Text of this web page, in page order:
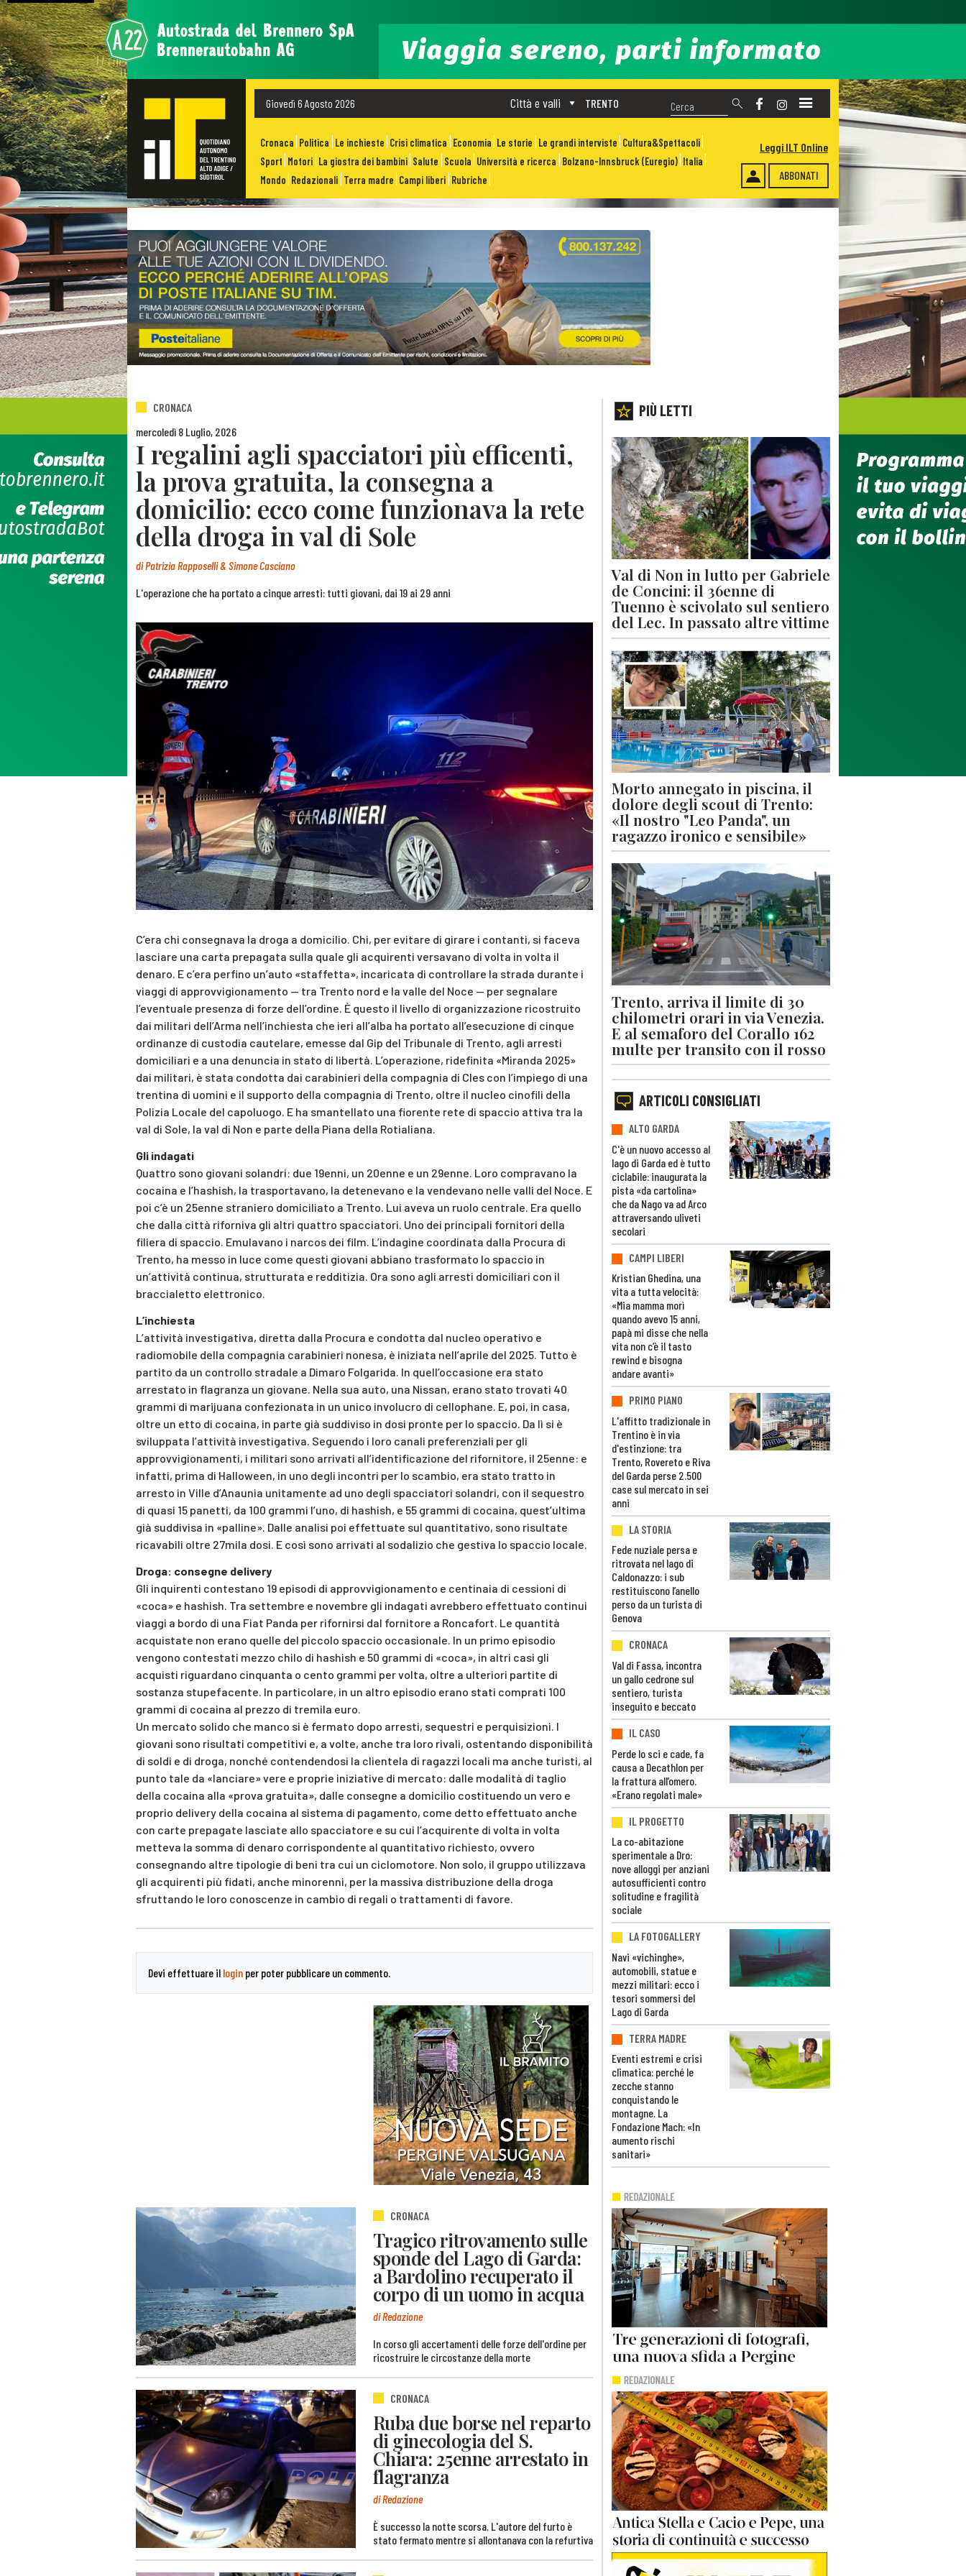
Giovedì 6 Agosto 2026 TRENTO
Città e valli
Cronaca Politica Le inchieste Crisi climatica Economia Le storie Le grandi interviste Cultura&Spettacoli
Sport Motori La giostra dei bambini Salute Scuola Università e ricerca Bolzano-Innsbruck (Euregio) Italia
Mondo Redazionali Terra madre Campi liberi Rubriche ABBONATI
Leggi ILT Online
CRONACA
mercoledì 8 Luglio, 2026
I regalini agli spacciatori più efficenti,
la prova gratuita, la consegna a
domicilio: ecco come funzionava la rete
della droga in val di Sole
diPatrizia Rapposelli & Simone Casciano
L'operazione che ha portato a cinque arresti: tutti giovani, dai 19 ai 29 anni
C’era chi consegnava la droga a domicilio. Chi, per evitare di girare i contanti, si faceva
lasciare una carta prepagata sulla quale gli acquirenti versavano di volta in volta il
denaro. E c’era perfino un’auto «staffetta», incaricata di controllare la strada durante i
viaggi di approvvigionamento — tra Trento nord e la valle del Noce — per segnalare
l’eventuale presenza di forze dell’ordine. È questo il livello di organizzazione ricostruito
dai militari dell’Arma nell’inchiesta che ieri all’alba ha portato all’esecuzione di cinque
ordinanze di custodia cautelare, emesse dal Gip del Tribunale di Trento, agli arresti
domiciliari e a una denuncia in stato di libertà. L’operazione, ridefinita «Miranda 2025»
dai militari, è stata condotta dai carabinieri della compagnia di Cles con l’impiego di una
trentina di uomini e il supporto della compagnia di Trento, oltre il nucleo cinofili della
Polizia Locale del capoluogo. E ha smantellato una fiorente rete di spaccio attiva tra la
val di Sole, la val di Non e parte della Piana della Rotialiana.
Gli indagati
Quattro sono giovani solandri: due 19enni, un 20enne e un 29enne. Loro compravano la
cocaina e l’hashish, la trasportavano, la detenevano e la vendevano nelle valli del Noce. E
poi c’è un 25enne straniero domiciliato a Trento. Lui aveva un ruolo centrale. Era quello
che dalla città riforniva gli altri quattro spacciatori. Uno dei principali fornitori della
filiera di spaccio. Emulavano i narcos dei film. L’indagine coordinata dalla Procura di
Trento, ha messo in luce come questi giovani abbiano trasformato lo spaccio in
un’attività continua, strutturata e redditizia. Ora sono agli arresti domiciliari con il
braccialetto elettronico.
L’inchiesta
L’attività investigativa, diretta dalla Procura e condotta dal nucleo operativo e
radiomobile della compagnia carabinieri nonesa, è iniziata nell’aprile del 2025. Tutto è
partito da un controllo stradale a Dimaro Folgarida. In quell’occasione era stato
arrestato in flagranza un giovane. Nella sua auto, una Nissan, erano stato trovati 40
grammi di marijuana confezionata in un unico involucro di cellophane. E, poi, in casa,
oltre un etto di cocaina, in parte già suddiviso in dosi pronte per lo spaccio. Da lì si è
sviluppata l’attività investigativa. Seguendo i loro canali preferenziali per gli
approvvigionamenti, i militari sono arrivati all’identificazione del rifornitore, il 25enne: e
infatti, prima di Halloween, in uno degli incontri per lo scambio, era stato tratto in
arresto in Ville d’Anaunia unitamente ad uno degli spacciatori solandri, con il sequestro
di quasi 15 panetti, da 100 grammi l’uno, di hashish, e 55 grammi di cocaina, quest’ultima
già suddivisa in «palline». Dalle analisi poi effettuate sul quantitativo, sono risultate
ricavabili oltre 27mila dosi. E così sono arrivati al sodalizio che gestiva lo spaccio locale.
Droga: consegne delivery
Gli inquirenti contestano 19 episodi di approvvigionamento e centinaia di cessioni di
«coca» e hashish. Tra settembre e novembre gli indagati avrebbero effettuato continui
viaggi a bordo di una Fiat Panda per rifornirsi dal fornitore a Roncafort. Le quantità
acquistate non erano quelle del piccolo spaccio occasionale. In un primo episodio
vengono contestati mezzo chilo di hashish e 50 grammi di «coca», in altri casi gli
acquisti riguardano cinquanta o cento grammi per volta, oltre a ulteriori partite di
sostanza stupefacente. In particolare, in un altro episodio erano stati comprati 100
grammi di cocaina al prezzo di tremila euro.
Un mercato solido che manco si è fermato dopo arresti, sequestri e perquisizioni. I
giovani sono risultati competitivi e, a volte, anche tra loro rivali, ostentando disponibilità
di soldi e di droga, nonché contendendosi la clientela di ragazzi locali ma anche turisti, al
punto tale da «lanciare» vere e proprie iniziative di mercato: dalle modalità di taglio
della cocaina alla «prova gratuita», dalle consegne a domicilio costituendo un vero e
proprio delivery della cocaina al sistema di pagamento, come detto effettuato anche
con carte prepagate lasciate allo spacciatore e su cui l’acquirente di volta in volta
metteva la somma di denaro corrispondente al quantitativo richiesto, ovvero
consegnando altre tipologie di beni tra cui un ciclomotore. Non solo, il gruppo utilizzava
gli acquirenti più fidati, anche minorenni, per la massiva distribuzione della droga
sfruttando le loro conoscenze in cambio di regali o trattamenti di favore.
Devi effettuare il login per poter pubblicare un commento.
CRONACA
Tragico ritrovamento sulle
sponde del Lago di Garda:
a Bardolino recuperato il
corpo di un uomo in acqua
di Redazione
In corso gli accertamenti delle forze dell'ordine per
ricostruire le circostanze della morte
CRONACA
Ruba due borse nel reparto
di ginecologia del S.
Chiara: 25enne arrestato in
flagranza
di Redazione
È successo la notte scorsa. L'autore del furto è
stato fermato mentre si allontanava con la refurtiva
PIÙ LETTI
Val di Non in lutto per Gabriele
de Concini: il 36enne di
Tuenno è scivolato sul sentiero
del Lec. In passato altre vittime
Morto annegato in piscina, il
dolore degli scout di Trento:
«Il nostro "Leo Panda", un
ragazzo ironico e sensibile»
Trento, arriva il limite di 30
chilometri orari in via Venezia.
E al semaforo del Corallo 162
multe per transito con il rosso
ARTICOLI CONSIGLIATI
ALTO GARDA
C'è un nuovo accesso al
lago di Garda ed è tutto
ciclabile: inaugurata la
pista «da cartolina»
che da Nago va ad Arco
attraversando uliveti
secolari
CAMPI LIBERI
Kristian Ghedina, una
vita a tutta velocità:
«Mia mamma morì
quando avevo 15 anni,
papà mi disse che nella
vita non c’è il tasto
rewind e bisogna
andare avanti»
PRIMO PIANO
L'affitto tradizionale in
Trentino è in via
d'estinzione: tra
Trento, Rovereto e Riva
del Garda perse 2.500
case sul mercato in sei
anni
LA STORIA
Fede nuziale persa e
ritrovata nel lago di
Caldonazzo: i sub
restituiscono l’anello
perso da un turista di
Genova
CRONACA
Val di Fassa, incontra
un gallo cedrone sul
sentiero, turista
inseguito e beccato
IL CASO
Perde lo sci e cade, fa
causa a Decathlon per
la frattura all’omero.
«Erano regolati male»
IL PROGETTO
La co-abitazione
sperimentale a Dro:
nove alloggi per anziani
autosufficienti contro
solitudine e fragilità
sociale
LA FOTOGALLERY
Navi «vichinghe»,
automobili, statue e
mezzi militari: ecco i
tesori sommersi del
Lago di Garda
TERRA MADRE
Eventi estremi e crisi
climatica: perché le
zecche stanno
conquistando le
montagne. La
Fondazione Mach: «In
aumento rischi
sanitari»